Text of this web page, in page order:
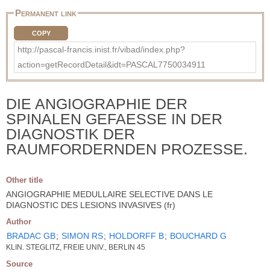
Permanent link
COPY
http://pascal-francis.inist.fr/vibad/index.php?
action=getRecordDetail&idt=PASCAL7750034911
DIE ANGIOGRAPHIE DER
SPINALEN GEFAESSE IN DER
DIAGNOSTIK DER
RAUMFORDERNDEN PROZESSE.
Other title
ANGIOGRAPHIE MEDULLAIRE SELECTIVE DANS LE
DIAGNOSTIC DES LESIONS INVASIVES (fr)
Author
BRADAC GB; SIMON RS; HOLDORFF B; BOUCHARD G
KLIN. STEGLITZ, FREIE UNIV., BERLIN 45
Source